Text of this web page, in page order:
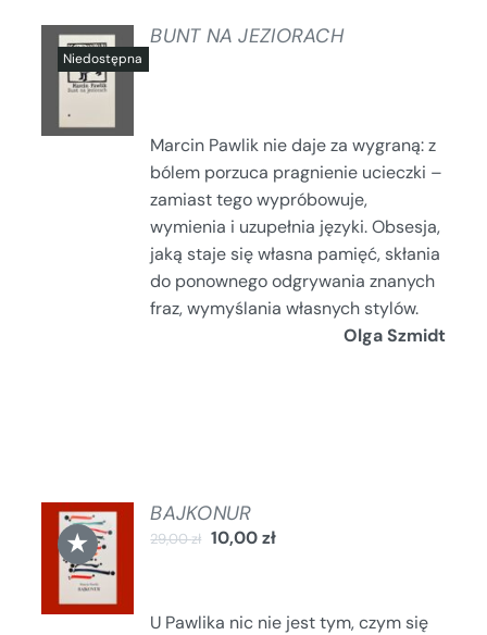
SZCZEGÓŁY
BUNT NA JEZIORACH
Marcin Pawlik nie daje za wygraną: z
bólem porzuca pragnienie ucieczki –
zamiast tego wypróbowuje,
wymienia i uzupełnia języki. Obsesja,
jaką staje się własna pamięć, skłania
do ponownego odgrywania znanych
fraz, wymyślania własnych stylów.
Olga Szmidt
★
DODAJ
DO
KOSZYKA
/
SZCZEGÓŁY
BAJKONUR
29,00zł 10,00zł
U Pawlika nic nie jest tym, czym się